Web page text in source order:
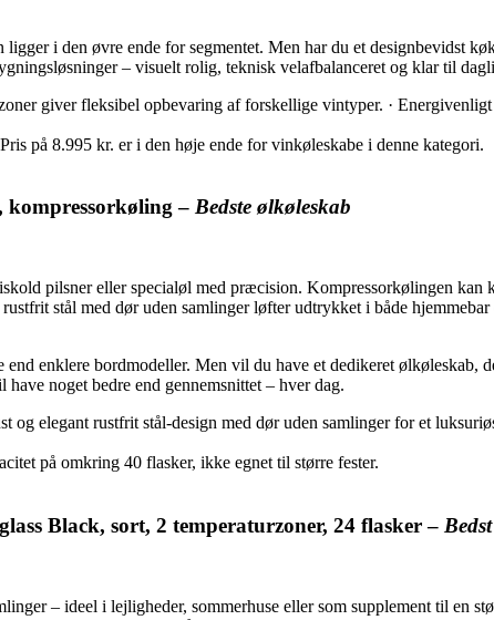
i den øvre ende for segmentet. Men har du et designbevidst
– visuelt rolig, teknisk velafbalanceret og klar til
giver fleksibel opbevaring af forskellige vintyper. ·
på 8.995 kr. er i den høje ende for vinkøleskabe i denne kategori.
kompressorkøling – Bedste ølkøleskab
pilsner eller specialøl med præcision. Kompressorkølingen
stål med dør uden samlinger løfter udtrykket i både
enklere bordmodeller. Men vil du have et dedikeret ølkøleskab,
noget bedre end gennemsnittet – hver dag.
og elegant rustfrit stål-design med dør uden samlinger for et
på omkring 40 flasker, ikke egnet til større fester.
Black, sort, 2 temperaturzoner, 24 flasker –
– ideel i lejligheder, sommerhuse eller som supplement til en